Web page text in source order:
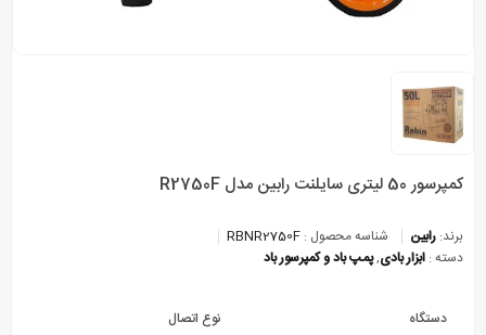
کمپرسور 50 لیتری سایلنت رابین مدل R2750F
برند: رابین شناسه محصول : RBNR2750F
دسته : ابزار بادی,پمپ باد و کمپرسور باد
دستگاه
نوع اتصال